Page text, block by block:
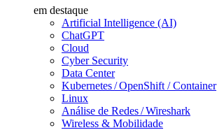
em destaque
Artificial Intelligence (AI)
ChatGPT
Cloud
Cyber Security
Data Center
Kubernetes / OpenShift / Container
Linux
Análise de Redes / Wireshark
Wireless & Mobilidade